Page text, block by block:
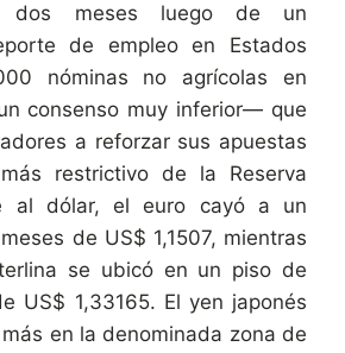
meses luego de un
de empleo en Estados
nóminas no agrícolas en
consenso muy inferior— que
a reforzar sus apuestas
restrictivo de la Reserva
al dólar, el euro cayó a un
de US$ 1,1507, mientras
se ubicó en un piso de
US$ 1,33165. El yen japonés
en la denominada zona de